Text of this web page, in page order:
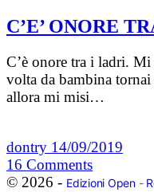
C’E’ ONORE
C’è onore tra i ladri.
volta da bambina tornai
allora mi misi…
dontry 14/09/2019
16 Comments
© 2026 - Edizioni Open-